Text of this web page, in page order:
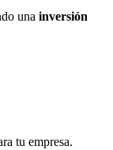
una inversión
tu empresa.